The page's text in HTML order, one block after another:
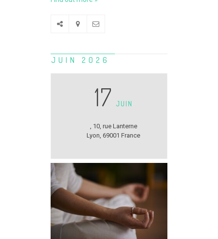
JUIN 2026
17 JUIN
, 10, rue Lanterne
Lyon, 69001 France